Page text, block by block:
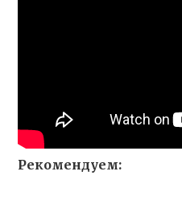
Рекомендуем: